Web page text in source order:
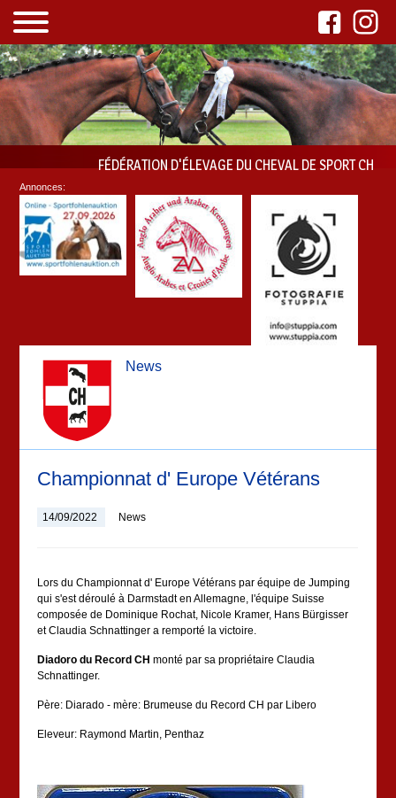
FÉDÉRATION D'ÉLEVAGE DU CHEVAL DE SPORT CH
News
Championnat d' Europe Vétérans
14/09/2022 News
Lors du Championnat d' Europe Vétérans par équipe de Jumping
qui s'est déroulé à Darmstadt en Allemagne, l'équipe Suisse
composée de Dominique Rochat, Nicole Kramer, Hans Bürgisser
et Claudia Schnattinger a remporté la victoire.
Diadoro du Record CH monté par sa propriétaire Claudia
Schnattinger.
Père: Diarado - mère: Brumeuse du Record CH par Libero
Eleveur: Raymond Martin, Penthaz
Annonces: